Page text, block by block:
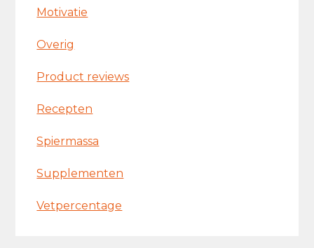
Motivatie
Overig
Product reviews
Recepten
Spiermassa
Supplementen
Vetpercentage